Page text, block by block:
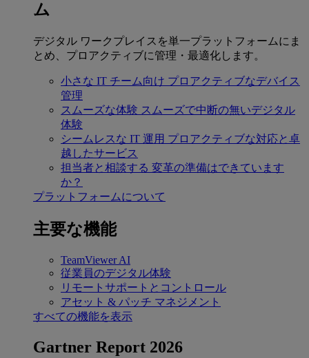
ム
デジタル ワークプレイスを単一プラットフォームにま
とめ、プロアクティブに管理・最適化します。
小さな IT チーム向け プロアクティブなデバイス
管理
スムーズな体験 スムーズで中断の無いデジタル
体験
シームレスな IT 運用 プロアクティブな対応と卓
越したサービス
担当者と相談する 変革の準備はできています
か？
プラットフォームについて
主要な機能
TeamViewer AI
従業員のデジタル体験
リモートサポートとコントロール
アセット & パッチ マネジメント
すべての機能を表示
Gartner Report 2026